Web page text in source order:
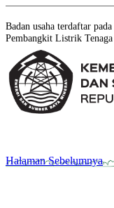
Badan usaha terdaftar
Pembangkit Listrik
Halaman Sebelumnya